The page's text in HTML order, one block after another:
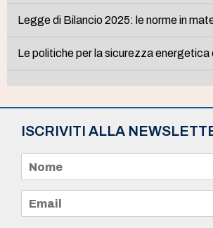
Legge di Bilancio 2025: le norme in
Le politiche per la sicurezza energetica
ISCRIVITI ALLA
m
e
a